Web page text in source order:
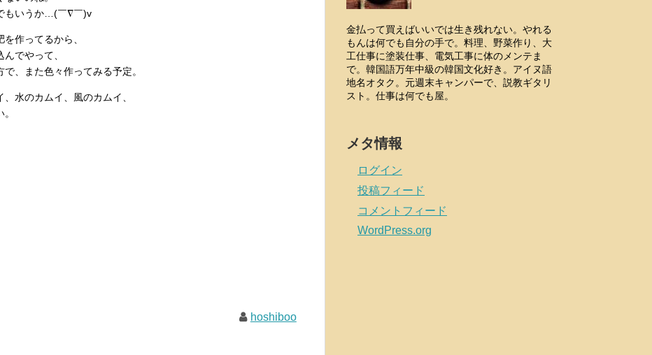
もいうか…(￣∇￣)v
作ってるから、
でやって、
、また色々作ってみる予定。
水のカムイ、風のカムイ、
hoshiboo
金払って買えばいいでは生き残れない。やれる
もんは何でも自分の手で。料理、野菜作り、大
工仕事に塗装仕事、電気工事に体のメンテま
で。韓国語万年中級の韓国文化好き。アイヌ語
地名オタク。元週末キャンパーで、説教ギタリ
スト。仕事は何でも屋。
メタ情報
ログイン
投稿フィード
コメントフィード
WordPress.org